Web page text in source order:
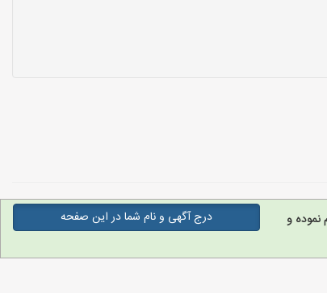
نموده و
درج آگهی و نام شما در این صفحه